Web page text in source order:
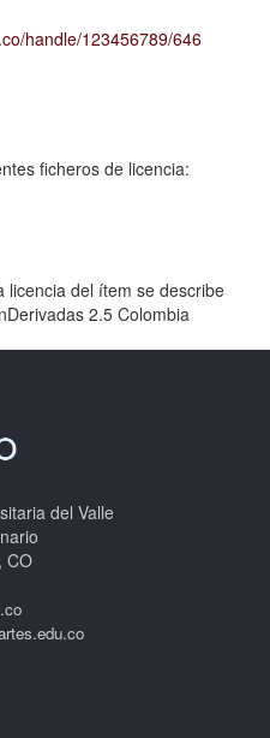
handle/123456789/646
ficheros de licencia:
licencia del ítem se describe
2.5 Colombia
del Valle
CO